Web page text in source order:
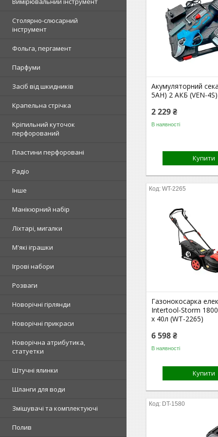
Столярно-слюсарний
інструмент
Фольга, пергамент
Парфуми
Засіб від шкидників
Крапельна стрічка
Кріпильний куточок
перфорований
Пластини перфоровані
Радіо
Інше
Манікюрний набір
Ліхтарі, мигалки
М'які іграшки
Ігрові набори
Розваги
Новорічні гірлянди
Новорічні прикраси
Новорічна атрибутика,
статуетки
Штучні ялинки
Шланги для води
Змішувачі та комплектуючі
Полив
Акумуляторний
5AH) 2 АКБ (VEN-4S)
2 229 ₴
В наявності
Купити
WT-2265
Газонокосарка
Intertool-Storm
x 40л (WT-2265)
6 598 ₴
В наявності
Купити
DT-1580